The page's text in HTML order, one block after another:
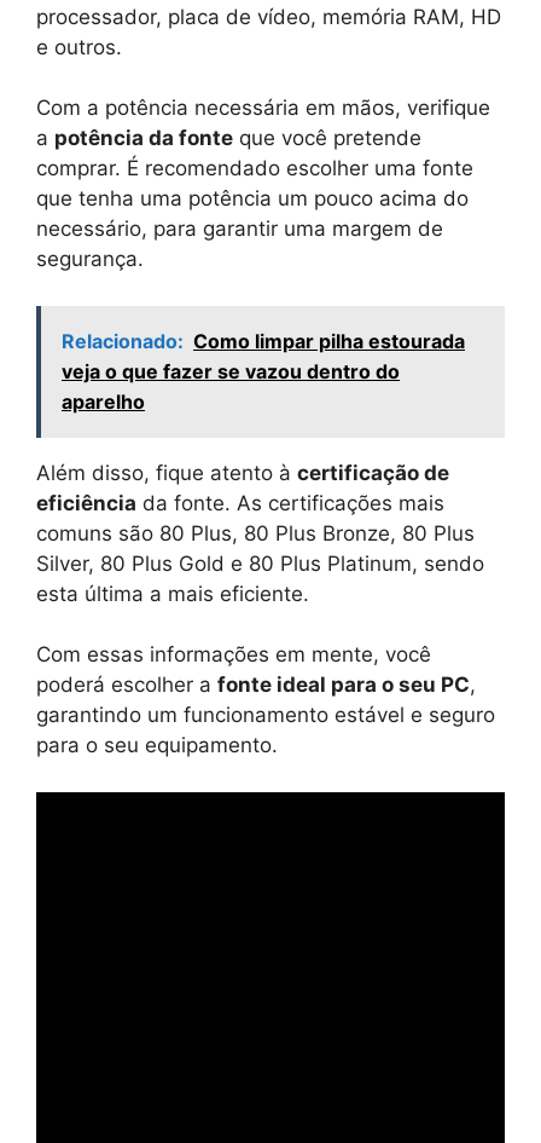
processador, placa de vídeo, memória RAM, HD
e outros.
Com a potência necessária em mãos, verifique
a potência da fonte que você pretende
comprar. É recomendado escolher uma fonte
que tenha uma potência um pouco acima do
necessário, para garantir uma margem de
segurança.
Relacionado: Como limpar pilha estourada
veja o que fazer se vazou dentro do
aparelho
Além disso, fique atento à certificação de
eficiência da fonte. As certificações mais
comuns são 80 Plus, 80 Plus Bronze, 80 Plus
Silver, 80 Plus Gold e 80 Plus Platinum, sendo
esta última a mais eficiente.
Com essas informações em mente, você
poderá escolher a fonte ideal para o seu PC,
garantindo um funcionamento estável e seguro
para o seu equipamento.